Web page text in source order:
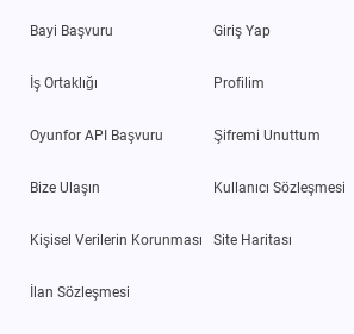
Bayi Başvuru
İş Ortaklığı
Oyunfor API Başvuru
Bize Ulaşın
Kişisel Verilerin Korunması
İlan Sözleşmesi
Giriş Yap
Profilim
Şifremi Unuttum
Kullanıcı Sözleşmesi
Site Haritası